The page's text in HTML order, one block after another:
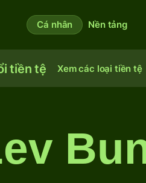
Cá nhân Nền tảng
tiền tệ Xem các loại tiền tệ